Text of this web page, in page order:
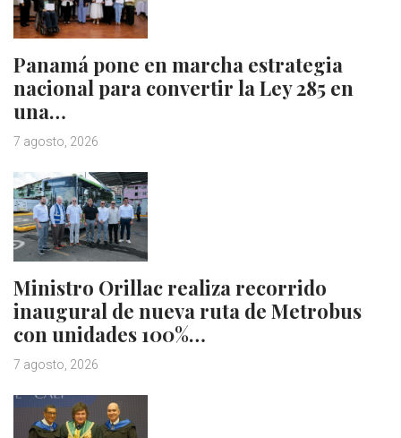
Panamá pone en marcha estrategia
nacional para convertir la Ley 285 en
una…
7 agosto, 2026
Ministro Orillac realiza recorrido
inaugural de nueva ruta de Metrobus
con unidades 100%…
7 agosto, 2026